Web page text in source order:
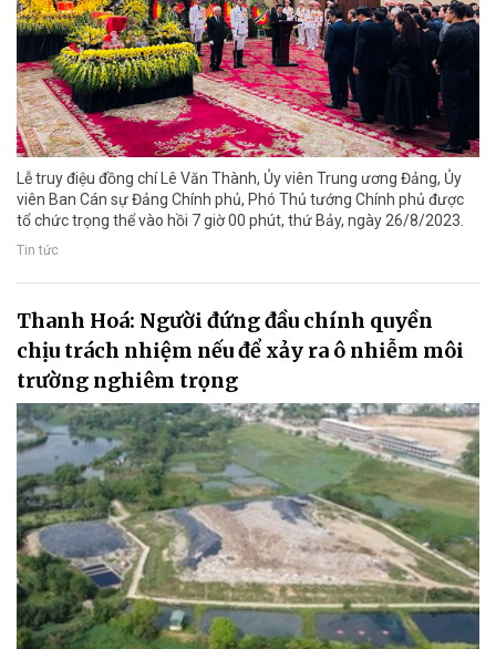
Lễ truy điệu đồng chí Lê Văn Thành, Ủy viên Trung ương Đảng, Ủy
viên Ban Cán sự Đảng Chính phủ, Phó Thủ tướng Chính phủ được
tổ chức trọng thể vào hồi 7 giờ 00 phút, thứ Bảy, ngày 26/8/2023.
Tin tức
Thanh Hoá: Người đứng đầu chính quyền
chịu trách nhiệm nếu để xảy ra ô nhiễm môi
trường nghiêm trọng